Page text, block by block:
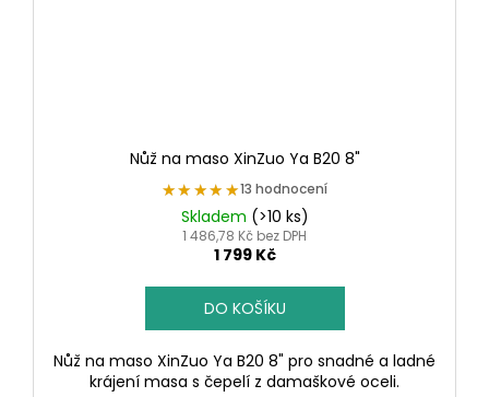
Nůž na maso XinZuo Ya B20 8"
★★★★★
★★★★★13 hodnocení
Skladem (>10 ks)
1 486,78 Kč bez DPH
1 799 Kč
DO KOŠÍKU
Nůž na maso XinZuo Ya B20 8" pro snadné a ladné
krájení masa s čepelí z damaškové oceli.